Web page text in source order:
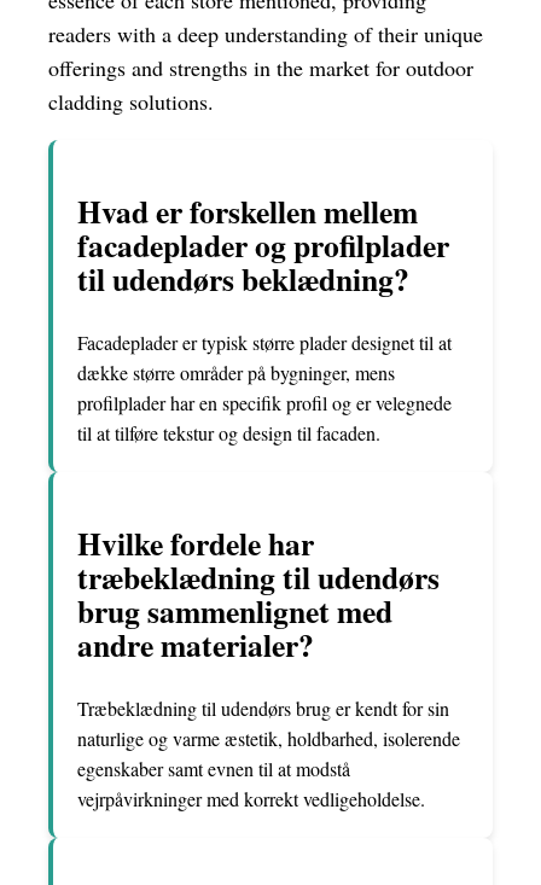
readers with a deep understanding of their unique
offerings and strengths in the market for outdoor
cladding solutions.
Hvad er forskellen mellem
facadeplader og profilplader
til udendørs beklædning?
Facadeplader er typisk større plader designet til at
dække større områder på bygninger, mens
profilplader har en specifik profil og er velegnede
til at tilføre tekstur og design til facaden.
Hvilke fordele har
træbeklædning til udendørs
brug sammenlignet med
andre materialer?
Træbeklædning til udendørs brug er kendt for sin
naturlige og varme æstetik, holdbarhed, isolerende
egenskaber samt evnen til at modstå
vejrpåvirkninger med korrekt vedligeholdelse.